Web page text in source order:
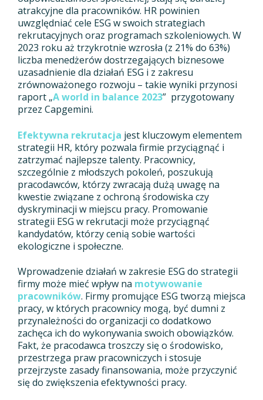
atrakcyjne dla pracowników. HR powinien
uwzględniać cele ESG w swoich strategiach
rekrutacyjnych oraz programach szkoleniowych. W
2023 roku aż trzykrotnie wzrosła (z 21% do 63%)
liczba menedżerów dostrzegających biznesowe
uzasadnienie dla działań ESG i z zakresu
zrównoważonego rozwoju – takie wyniki przynosi
raport „A world in balance 2023” przygotowany
przez Capgemini.
Efektywna rekrutacja jest kluczowym elementem
strategii HR, który pozwala firmie przyciągnąć i
zatrzymać najlepsze talenty. Pracownicy,
szczególnie z młodszych pokoleń, poszukują
pracodawców, którzy zwracają dużą uwagę na
kwestie związane z ochroną środowiska czy
dyskryminacji w miejscu pracy. Promowanie
strategii ESG w rekrutacji może przyciągnąć
kandydatów, którzy cenią sobie wartości
ekologiczne i społeczne.
Wprowadzenie działań w zakresie ESG do strategii
firmy może mieć wpływ na motywowanie
pracowników. Firmy promujące ESG tworzą miejsca
pracy, w których pracownicy mogą, być dumni z
przynależności do organizacji co dodatkowo
zachęca ich do wykonywania swoich obowiązków.
Fakt, że pracodawca troszczy się o środowisko,
przestrzega praw pracowniczych i stosuje
przejrzyste zasady finansowania, może przyczynić
się do zwiększenia efektywności pracy.